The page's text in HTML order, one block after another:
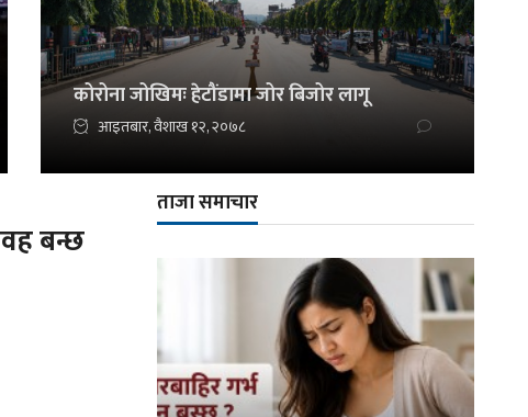
कोरोना जोखिमः हेटौंडामा जोर बिजोर लागू
आइतबार, वैशाख १२, २०७८
बन्छ‍
ताजा समाचार